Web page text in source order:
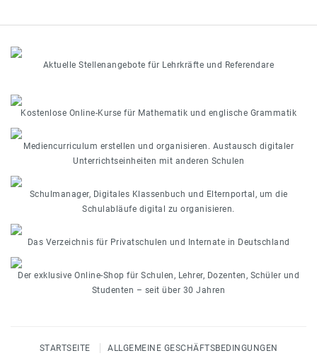
Aktuelle Stellenangebote für Lehrkräfte und Referendare
Kostenlose Online-Kurse für Mathematik und englische Grammatik
Mediencurriculum erstellen und organisieren. Austausch digitaler
Unterrichtseinheiten mit anderen Schulen
Schulmanager, Digitales Klassenbuch und Elternportal, um die
Schulabläufe digital zu organisieren.
Das Verzeichnis für Privatschulen und Internate in Deutschland
Der exklusive Online-Shop für Schulen, Lehrer, Dozenten, Schüler und
Studenten – seit über 30 Jahren
STARTSEITE ALLGEMEINE GESCHÄFTSBEDINGUNGEN